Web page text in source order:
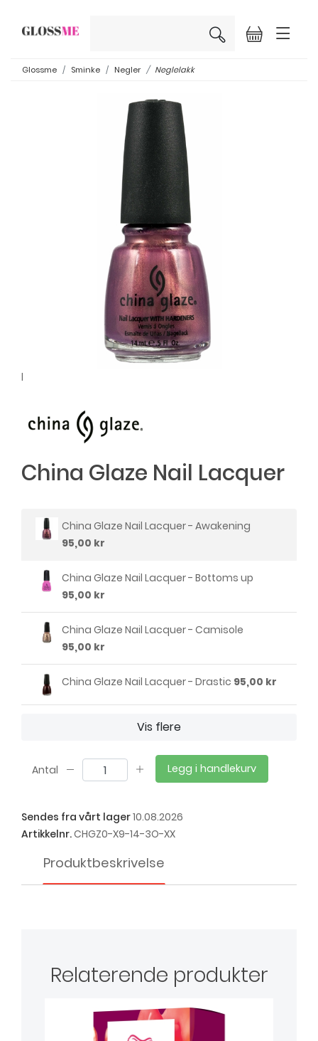
×
Glossme Sminke Negler Neglelakk
l
China Glaze Nail Lacquer
China Glaze Nail Lacquer - Awakening
95,00 kr
China Glaze Nail Lacquer - Bottoms up
95,00 kr
China Glaze Nail Lacquer - Camisole
95,00 kr
China Glaze Nail Lacquer - Drastic 95,00 kr
China Glaze Nail Lacquer - Fifth Avenue
China Glaze Nail Lacquer - Frostbite
China Glaze Nail Lacquer - Nova
China Glaze Nail Lacquer - Platinum Silver
95,00 kr
Vis flere
Antal Legg i handlekurv
Sendes fra vårt lager10.08.2026
Artikkelnr.CHGZ0-X9-14-3O-XX
Produktbeskrivelse
Relaterende produkter